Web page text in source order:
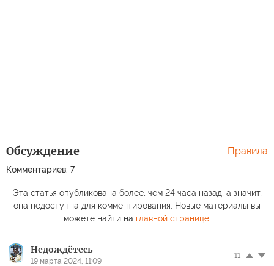
Обсуждение
Комментариев: 7
Правила
Эта статья опубликована более, чем 24 часа назад, а значит,
она недоступна для комментирования. Новые материалы вы
можете найти на главной странице.
Недождётесь
19 марта 2024, 11:09
11